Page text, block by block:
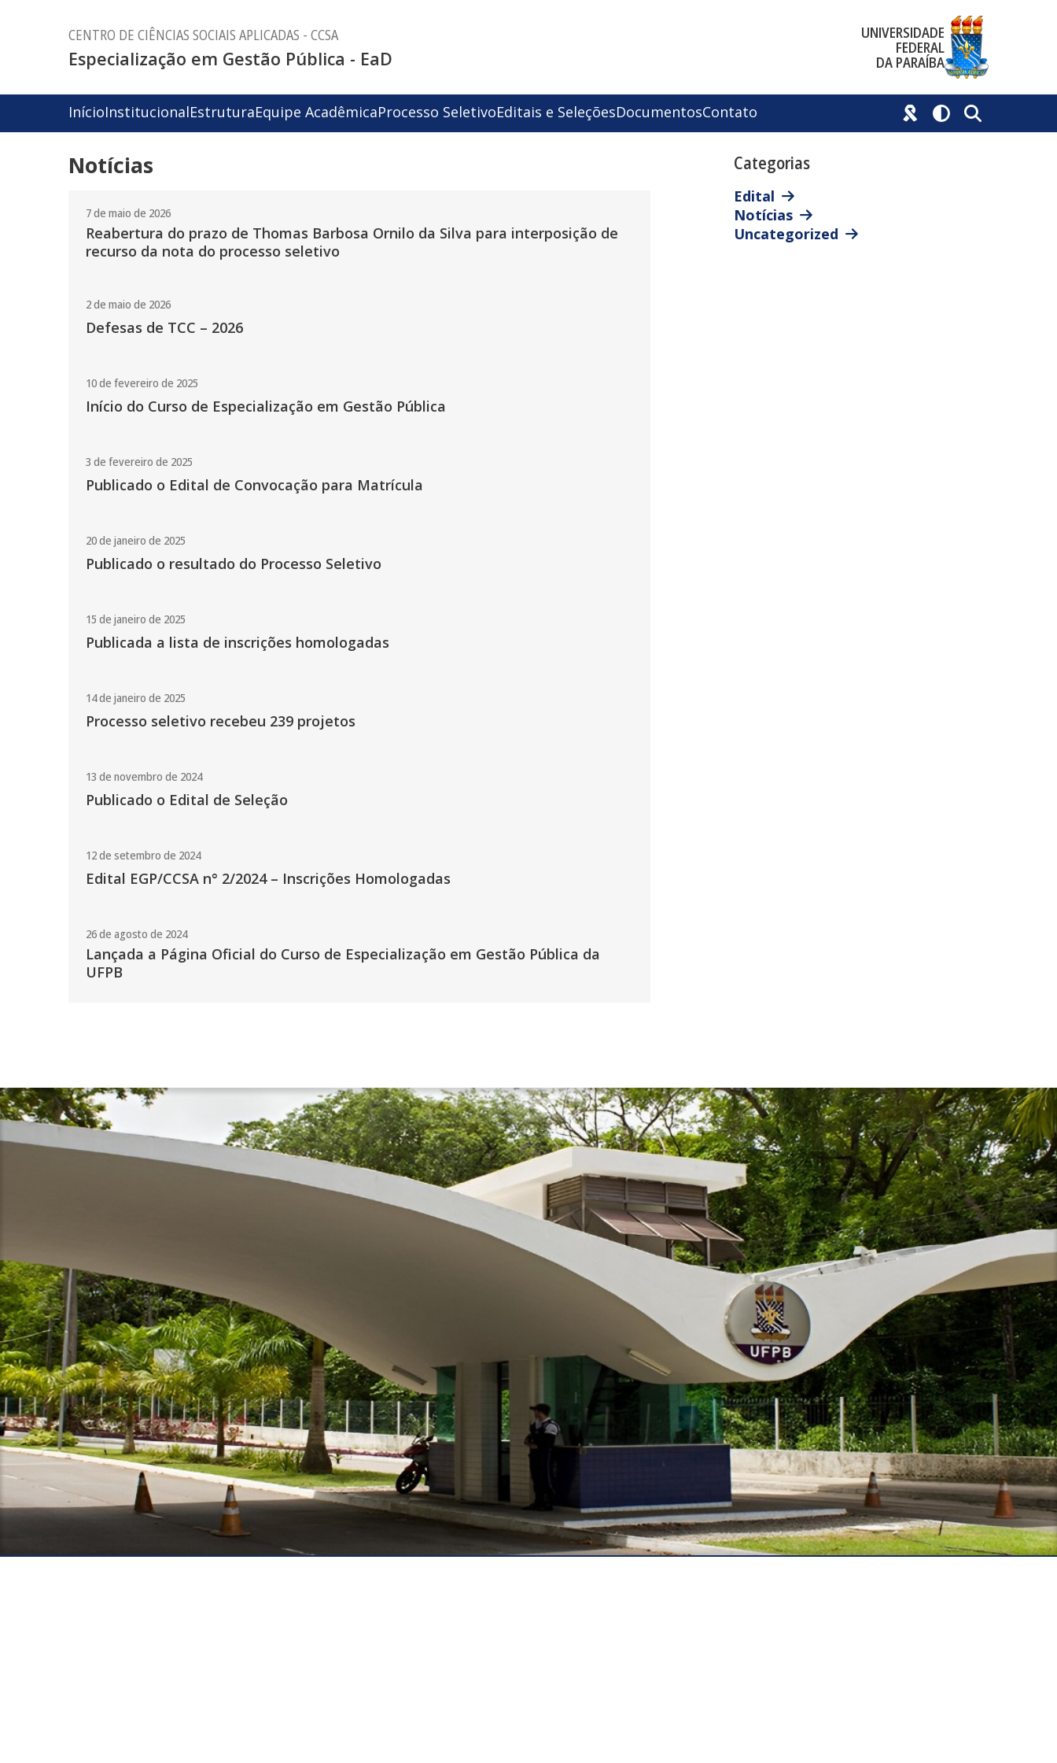
CENTRO DE CIÊNCIAS SOCIAIS APLICADAS - CCSA
Especialização em Gestão Pública - EaD
UNIVERSIDADE
FEDERAL
DA PARAÍBA
InícioInstitucionalEstruturaEquipe AcadêmicaProcesso SeletivoEditais e SeleçõesDocumentosContato
Categorias
Edital
Notícias
Uncategorized
Notícias
7 de maio de 2026
Reabertura do prazo de Thomas Barbosa Ornilo da Silva para interposição de
recurso da nota do processo seletivo
2 de maio de 2026
Defesas de TCC – 2026
10 de fevereiro de 2025
Início do Curso de Especialização em Gestão Pública
3 de fevereiro de 2025
Publicado o Edital de Convocação para Matrícula
20 de janeiro de 2025
Publicado o resultado do Processo Seletivo
15 de janeiro de 2025
Publicada a lista de inscrições homologadas
14 de janeiro de 2025
Processo seletivo recebeu 239 projetos
13 de novembro de 2024
Publicado o Edital de Seleção
12 de setembro de 2024
Edital EGP/CCSA n° 2/2024 – Inscrições Homologadas
26 de agosto de 2024
Lançada a Página Oficial do Curso de Especialização em Gestão Pública da
UFPB